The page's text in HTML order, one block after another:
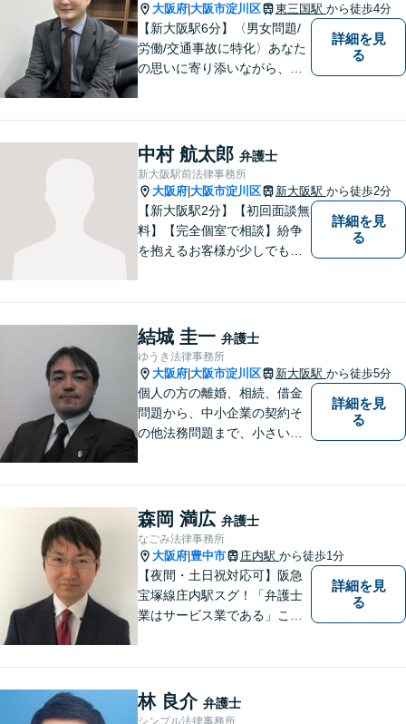
大阪府 大阪市淀川区 東三国駅 から徒歩4分
【新大阪駅6分】〈男女問題/
労働/交通事故に特化〉あなた
の思いに寄り添いながら、明
据えた解決を目指します。
【メール・電話面談可】【東
三国駅4分】
詳細を見
る
中村 航太郎 弁護士
新大阪駅前法律事務所
大阪府 大阪市淀川区 新大阪駅 から徒歩2分
【新大阪駅2分】【初回面談無
料】【完全個室で相談】紛争
を抱えるお客様が少しでも早
なく、事実と法律をもとに根
本的な解決を導くことが弁護
士の役割だと考えています。
詳細を見
る
結城 圭一 弁護士
ゆうき法律事務所
大阪府 大阪市淀川区 新大阪駅 から徒歩5分
個人の方の離婚、相続、借金
問題から、中小企業の契約そ
の他法務問題まで、小さい事
す。
詳細を見
る
森岡 満広 弁護士
なごみ法律事務所
大阪府 豊中市 庄内駅 から徒歩1分
【夜間・土日祝対応可】阪急
宝塚線庄内駅スグ！「弁護士
業はサービス業である」こと
詳細を見
る
林 良介 弁護士
シンプル法律事務所